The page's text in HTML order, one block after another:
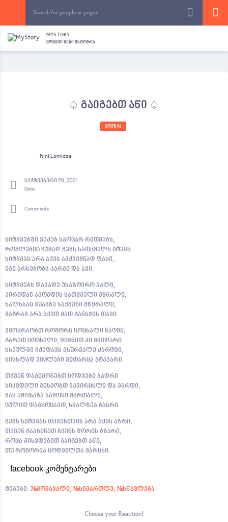
MYSTORY
ᲛᲝᲧᲔᲕᲘ ᲨᲔᲜᲘ ᲘᲡᲢᲝᲠᲘᲐ
♤ გაიგებთ აწი ♤
ᲞᲝᲔᲖᲘᲐ
Nini Lomidze
სექტემბერი 29, 2021
Date
Comments
სიტყვებში ვეძებ საოცარ რითმებს,
რომლებიც ჩუმად ჩემს სათქმელს იტევს.
სიტყვას არა აქვს ამქვეყნად ფასი,
იგი არსებობს კარგი და ავი.
სიტყვებს დავადე უსაზღვრო ვალი,
პირიდან ამომდის სათქმელი მყრალი,
ხალხსაც ვუამბე საქმენი მწყრალი,
მაგრამ არა აქვთ მათ განსჯის თავი.
ვმოძრაობთ როგორც ცოცხალი ნაღმი,
გარეთ ცოცხალი, შიგნით კი მკვდარი.
სხეულში ჩქეფავს მხურვალე ძარღვი,
სისხლად ვიცლები ვითარცა მტკვარი.
თქვენ დაგიმონებთ ცოდვები ბადრი
სიკვდილი გიხმობთ მკვირცხლი და მარდი,
მას ემოსება სამოსი მკრთალი,
ცულით დაგხოცავთ, ხმალზეა ბასრი.
ჩემს სიტყვას თქვენთვის არა აქვს აზრი,
თქვენ გააჩინეთ ჩვენს შორის ბზარი,
როცა მიხვდებით გაიგებთ აწი,
თუ როგორია ცოდვილთა მარცხი.
facebook კომენტარები
ტეგები: #მომავალი, #სიმართლე, #სწავლება
Choose your Reaction!